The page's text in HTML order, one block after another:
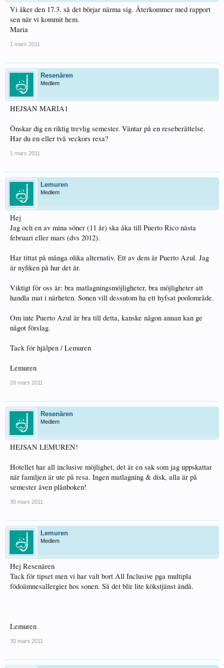
Vi åker den 17.3. så det börjar närma sig. Återkommer med rapport
sen när vi kommit hem.
Maria
1 mars 2011
Resenären
Medlem
HEJSAN MARIA1
Önskar dig en riktig trevlig semester. Väntar på en reseberättelse.
Har du en eller två veckors resa?
1 mars 2011
Lemuren
Medlem
Hej
Jag och en av mina söner (11 år) ska åka till Puerto Rico nästa
februari eller mars (dvs 2012).
Har tittat på många olika alternativ. Ett av dem är Puerto Azul. Jag
är nyfiken på hur det är.
Viktigt för oss är: bra matlagningsmöjligheter, bra möjligheter att
handla mat i närheten. Sonen vill dessutom ha ett hyfsat poolområde.
Om inte Puerto Azul är bra till detta, kanske någon annan kan ge
något förslag.
Tack för hjälpen / Lemuren
Lemuren
28 mars 2011
Resenären
Medlem
HEJSAN LEMUREN!
Hotellet har all inclusive möjlighet, det är en sak som jag uppskattar
när familjen är ute på resa. Ingen matlagning & disk, alla är på
semester även plånboken!
30 mars 2011
Lemuren
Medlem
Hej Resenären
Tack för tipset men vi har valt bort All Inclusive pga multipla
födoämnesallergier hos sonen. Så det blir lite kökstjänst ändå.
Lemuren
30 mars 2011